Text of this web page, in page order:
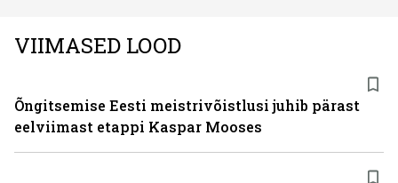
VIIMASED LOOD
Õngitsemise Eesti meistrivõistlusi juhib pärast
eelviimast etappi Kaspar Mooses